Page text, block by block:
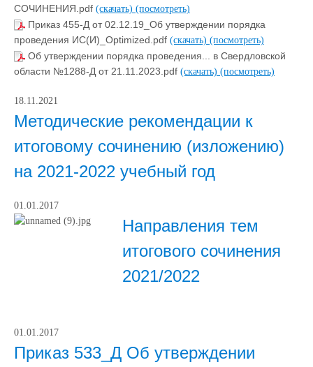
СОЧИНЕНИЯ.pdf (скачать) (посмотреть)
Приказ 455-Д от 02.12.19_Об утверждении порядка
проведения ИС(И)_Optimized.pdf (скачать) (посмотреть)
Об утверждении порядка проведения... в Свердловской
области №1288-Д от 21.11.2023.pdf (скачать) (посмотреть)
18.11.2021
Методические рекомендации к
итоговому сочинению (изложению)
на 2021-2022 учебный год
01.01.2017
Направления тем
итогового сочинения
2021/2022
01.01.2017
Приказ 533_Д Об утверждении